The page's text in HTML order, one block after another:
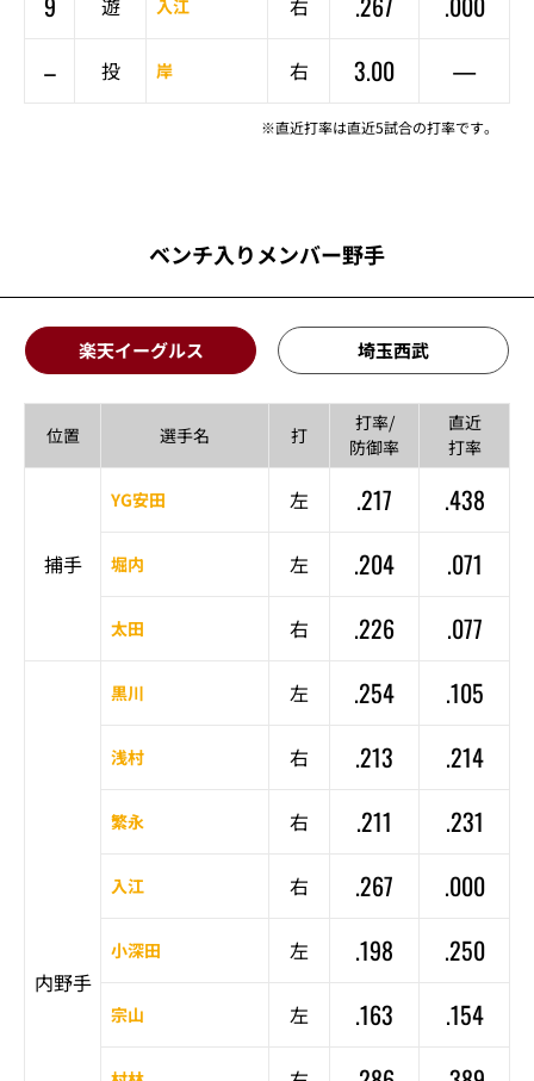
入江
–
投 岸 右 3.00 —
※直近打率は直近5試合の打率です。
ベンチ入りメンバー野手
楽天イーグルス 埼玉西武
位置 選手名 打
打率/
防御率
直近
打率
捕手
YG安田 左 .217 .438
堀内 左 .204 .071
太田 右 .226 .077
内野手
黒川 左 .254 .105
浅村 右 .213 .214
繁永 右 .211 .231
入江 右 .267 .000
小深田 左 .198 .250
宗山 左 .163 .154